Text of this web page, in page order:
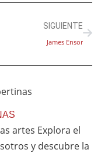
SIGUIENTE
James Ensor
artes Explora el
y descubre la